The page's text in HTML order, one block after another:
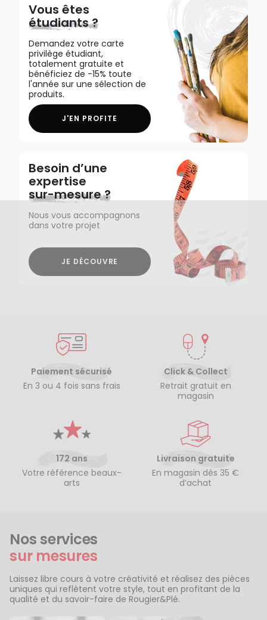
Vous êtes
étudiants ?
Demandez votre carte
privilège étudiant,
totalement gratuite et
bénéficiez de -15% toute
l'année sur une sélection de
produits.
J'EN PROFITE
Besoin d’une
expertise
sur-mesure ?
Nous vous accompagnons
dans votre projet
JE DÉCOUVRE
Paiement sécurisé
En 3 ou 4 fois sans frais
Click & Collect
Retrait gratuit en
magasin
172 ans
Votre référence beaux-
arts
Livraison gratuite
En magasin dès 35 €
d’achat
Nos services
sur mesures
Laissez libre cours à votre créativité et réalisez des pièces
uniques qui reflètent votre style, tout en profitant de la
qualité et du savoir-faire de Rougier&Plé.